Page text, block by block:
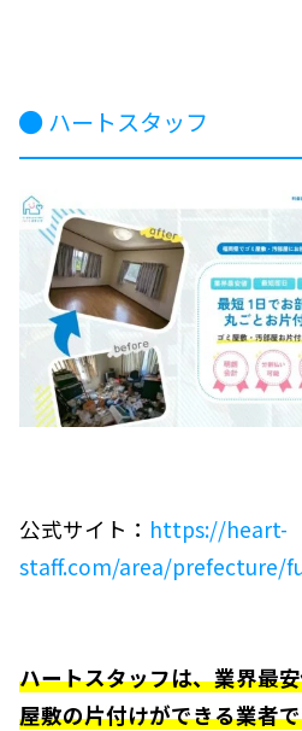
ハートスタッフ
公式サイト： https://heart-
staff.com/area/prefecture/
ハートスタッフは、業界最
屋敷の片付けができる業者